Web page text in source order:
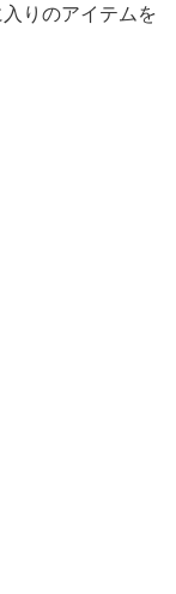
りのアイテムを